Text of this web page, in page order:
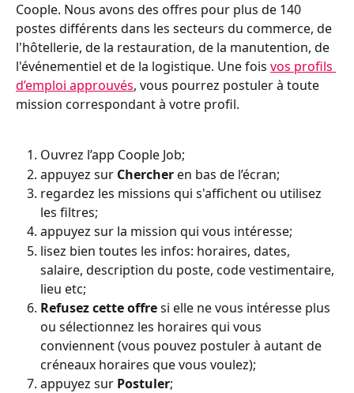
Coople. Nous avons des offres pour plus de 140
postes différents dans les secteurs du commerce, de
l'hôtellerie, de la restauration, de la manutention, de
l'événementiel et de la logistique. Une fois vos profils
d’emploi approuvés, vous pourrez postuler à toute
mission correspondant à votre profil.
Ouvrez l’app Coople Job;
appuyez sur Chercher en bas de l’écran;
regardez les missions qui s'affichent ou utilisez
les filtres;
appuyez sur la mission qui vous intéresse;
lisez bien toutes les infos: horaires, dates,
salaire, description du poste, code vestimentaire,
lieu etc;
Refusez cette offre si elle ne vous intéresse plus
ou sélectionnez les horaires qui vous
conviennent (vous pouvez postuler à autant de
créneaux horaires que vous voulez);
appuyez sur Postuler;